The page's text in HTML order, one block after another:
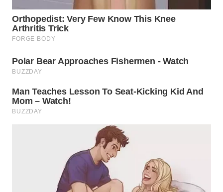
WN
INDRAMAYU
WN
KUNINGAN
WN
MAJALENGKA